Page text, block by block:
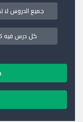
جميع الدروس لا
كل درس فيه 5 اختبارات تفاعلية لتحسين اللفظ والنطق